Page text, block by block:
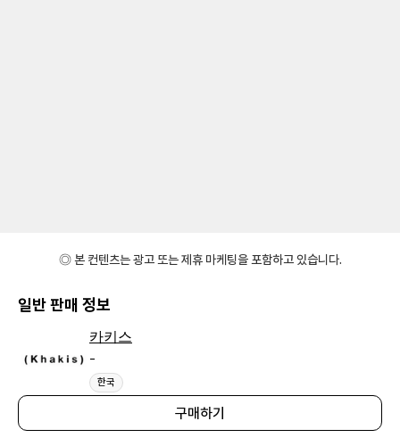
◎ 본 컨텐츠는 광고 또는 제휴 마케팅을 포함하고 있습니다.
일반 판매 정보
카키스
-
한국
구매하기